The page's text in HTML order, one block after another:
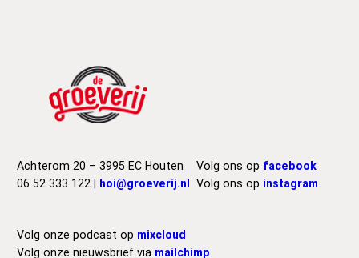
Achterom 20 – 3995 EC Houten
06 52 333 122 |
hoi@groeverij.nl
Volg ons op facebook
Volg ons op instagram
Volg onze podcast op mixcloud
Volg onze nieuwsbrief via mailchimp